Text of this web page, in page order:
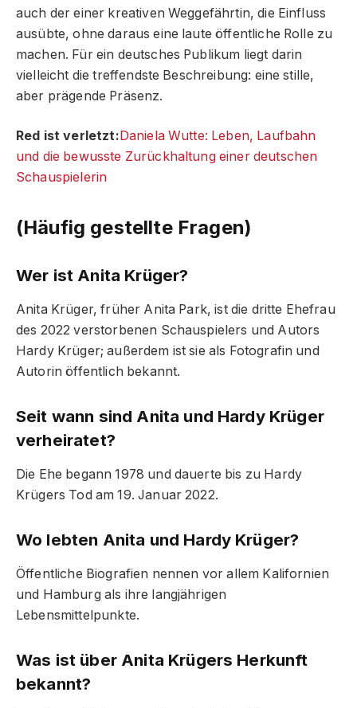
auch der einer kreativen Weggefährtin, die Einfluss
ausübte, ohne daraus eine laute öffentliche Rolle zu
machen. Für ein deutsches Publikum liegt darin
vielleicht die treffendste Beschreibung: eine stille,
aber prägende Präsenz.
Red ist verletzt:Daniela Wutte: Leben, Laufbahn
und die bewusste Zurückhaltung einer deutschen
Schauspielerin
(Häufig gestellte Fragen)
Wer ist Anita Krüger?
Anita Krüger, früher Anita Park, ist die dritte Ehefrau
des 2022 verstorbenen Schauspielers und Autors
Hardy Krüger; außerdem ist sie als Fotografin und
Autorin öffentlich bekannt.
Seit wann sind Anita und Hardy Krüger
verheiratet?
Die Ehe begann 1978 und dauerte bis zu Hardy
Krügers Tod am 19. Januar 2022.
Wo lebten Anita und Hardy Krüger?
Öffentliche Biografien nennen vor allem Kalifornien
und Hamburg als ihre langjährigen
Lebensmittelpunkte.
Was ist über Anita Krügers Herkunft
bekannt?